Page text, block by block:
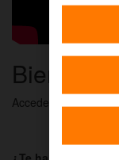
Accede al siguiente